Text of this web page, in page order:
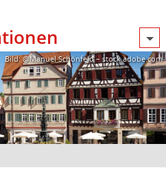
Bild: @Manuel Schönfeld – stock.adobe.com